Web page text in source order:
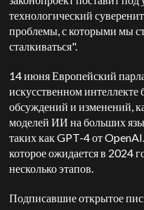
технологический
проблемы, с которыми мы
сталкиваться".
14 июня Европейский
искусственном интеллекте
обсуждений и изменений,
моделей ИИ на больших
таких как GPT-4 от
которое ожидается в 2024
несколько этапов.
Подписавшие открытое